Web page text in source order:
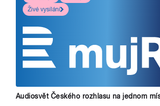
Živé vysílání
Audiosvět Českého rozhlasu na jednom